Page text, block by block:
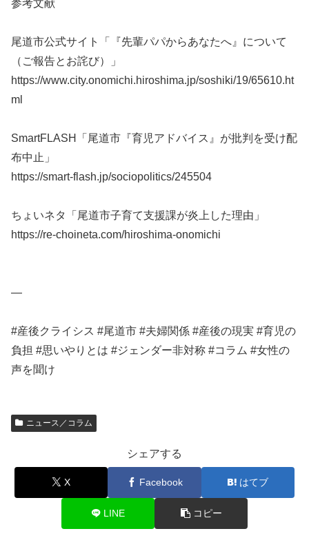
参考文献
尾道市公式サイト「『先輩パパからあなたへ』について
（ご報告とお詫び）」
https://www.city.onomichi.hiroshima.jp/soshiki/19/65610.ht
ml
SmartFLASH「尾道市『育児アドバイス』が批判を受け配
布中止」
https://smart-flash.jp/sociopolitics/245504
ちょいネタ「尾道市子育て支援課が炎上した理由」
https://re-choineta.com/hiroshima-onomichi
—
#産後クライシス #尾道市 #夫婦関係 #産後の現実 #育児の
負担 #思いやりとは #ジェンダー非対称 #コラム #女性の
声を聞け
ニュース／コラム
シェアする
X Facebook はてブ
LINE コピー